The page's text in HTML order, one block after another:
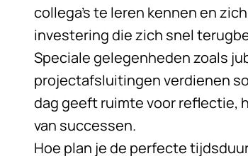
collega’s te leren kennen en
investering die zich snel
Speciale gelegenheden zoals
projectafsluitingen verdienen
dag geeft ruimte voor reflectie,
van successen.
Hoe plan je de perfecte